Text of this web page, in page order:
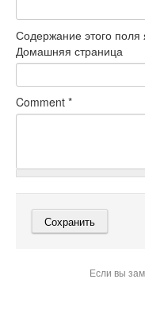
Содержание этого поля
Домашняя страница
Comment *
Если вы